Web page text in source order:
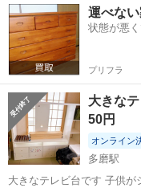
運べな
状態が悪
プリフラ
大きな
50円
オンライン
多磨駅
大きなテレビ台です 子供